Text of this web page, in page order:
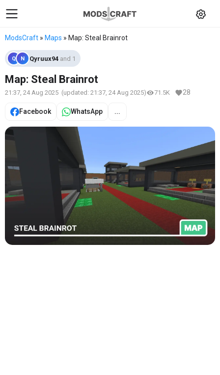
ModsCraft » Maps » Map: Steal Brainrot
Q N Qyruux94 and 1
Map: Steal Brainrot
21:37, 24 Aug 2025 (updated: 21:37, 24 Aug 2025) 71.5K 28
Facebook WhatsApp ...